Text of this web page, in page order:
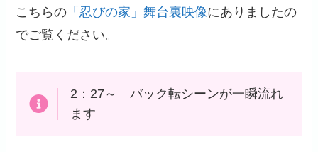
こちらの 「忍びの家」舞台裏映像にありましたの
でご覧ください。
2：27～ バック転シーンが一瞬流れ
ます